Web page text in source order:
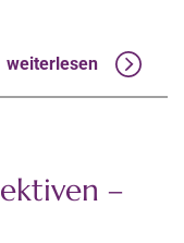
weiterlesen
–